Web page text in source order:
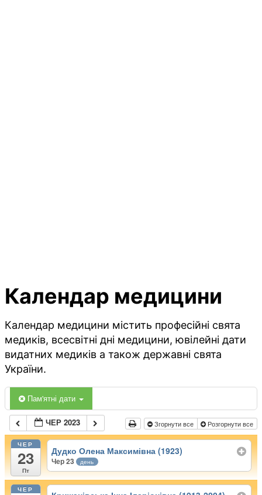
Календар медицини
Календар медицини містить професійні свята
медиків, всесвітні дні медицини, ювілейні дати
видатних медиків а також державні свята
України.
Пам'ятні дати
ЧЕР 2023 Згорнути все Розгорнути все
ЧЕР
23
Пт
Дудко Олена Максимівна (1923)
Чер 23 день
ЧЕР